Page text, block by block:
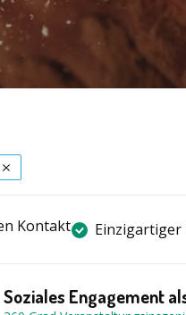
Kontakt Einzigartiger
Soziales Engagement